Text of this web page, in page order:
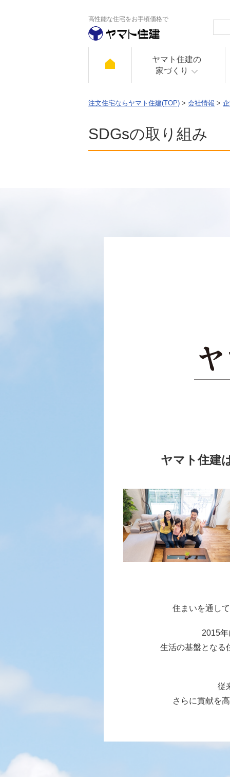
高性能な住宅をお手頃価格で
ヤマト住建の
家づくり
注文住宅ならヤマト住建(TOP) > 会社情報 >
SDGsの取り組み
ヤマト住建
住まいを通し
2015
生活の基盤となる
従
さらに貢献を